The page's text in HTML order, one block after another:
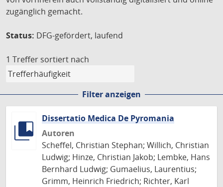
zugänglich gemacht.
Status: DFG-gefördert, laufend
1 Treffer sortiert nach
Filter anzeigen
Dissertatio Medica De Pyromania
Autoren
Scheffel, Christian Stephan; Willich, Christian
Ludwig; Hinze, Christian Jakob; Lembke, Hans
Bernhard Ludwig; Gumaelius, Laurentius;
Grimm, Heinrich Friedrich; Richter, Karl